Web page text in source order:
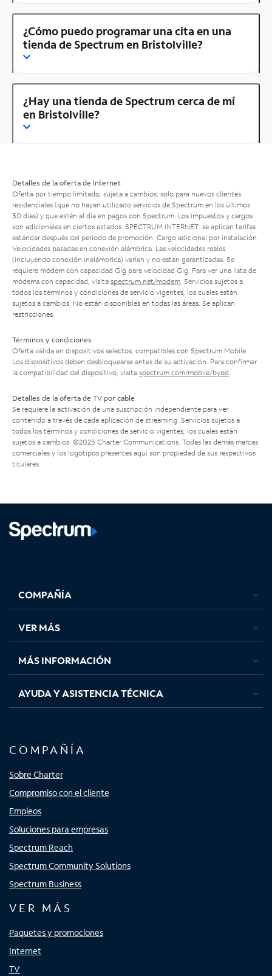
¿Cómo puedo programar una cita en una
tienda de Spectrum en Bristolville?
¿Hay una tienda de Spectrum cerca de mí
en Bristolville?
Detalles de la oferta de Internet
Oferta por tiempo limitado; sujeta a cambios; solo para nuevos clientes
residenciales (que no hayan utilizado servicios de Spectrum en los últimos
30 días) y que estén al día en pagos con Spectrum. Los impuestos y cargos
son adicionales en ciertos estados. SPECTRUM INTERNET: se aplican tarifas
estándar después del período de promoción. Cargo adicional por instalación.
Velocidades basadas en conexión alámbrica. Las velocidades reales
(incluyendo conexión inalámbrica) varían y no están garantizadas. Se
requiere módem con capacidad Gig para velocidad Gig. Para ver una lista de
módems con capacidad, visita spectrum.net/modem . Servicios sujetos a
todos los términos y condiciones de servicio vigentes, los cuales están
sujetos a cambios. No están disponibles en todas las áreas. Se aplican
restricciones.
Términos y condiciones
Oferta válida en dispositivos selectos, compatibles con Spectrum Mobile.
Los dispositivos deben desbloquearse antes de su activación. Para confirmar
la compatibilidad del dispositivo, visita spectrum.com/mobile/byod
Detalles de la oferta de TV por cable
Se requiere la activación de una suscripción independiente para ver
contenido a través de cada aplicación de streaming. Servicios sujetos a
todos los términos y condiciones de servicio vigentes, los cuales están
sujetos a cambios. ©2025 Charter Communications. Todas las demás marcas
comerciales y los logotipos presentes aquí son propiedad de sus respectivos
titulares.
abre
en
pestaña
nueva
abre
en
pestaña
nueva
abre
en
pestaña
nueva
en
nueva
COMPAÑÍA
VER MÁS
MÁS INFORMACIÓN
AYUDA Y ASISTENCIA TÉCNICA
COMPAÑÍA
Sobre Charter
Compromiso con el cliente
Empleos
Soluciones para empresas
Spectrum Reach
Spectrum Community Solutions
Spectrum Business
VER MÁS
Paquetes y promociones
Internet
TV